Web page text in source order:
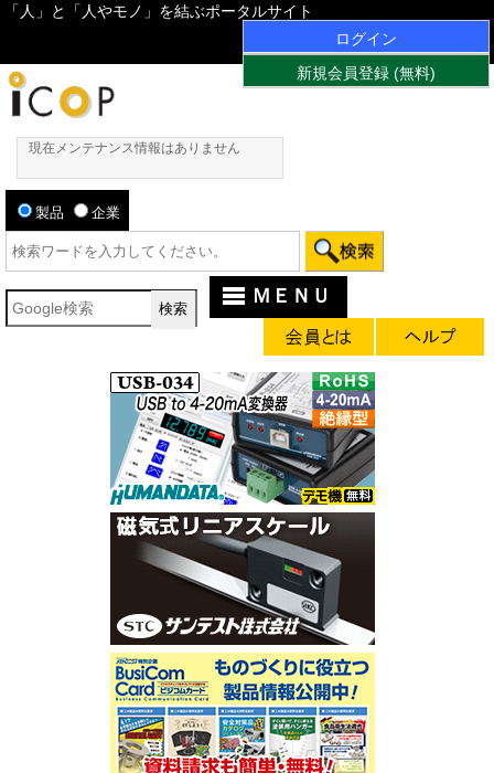
「人」と「人やモノ」を結ぶポータルサイト
ログイン
新規会員登録 (無料)
現在メンテナンス情報はありません
製品 企業
ＭＥＮＵ